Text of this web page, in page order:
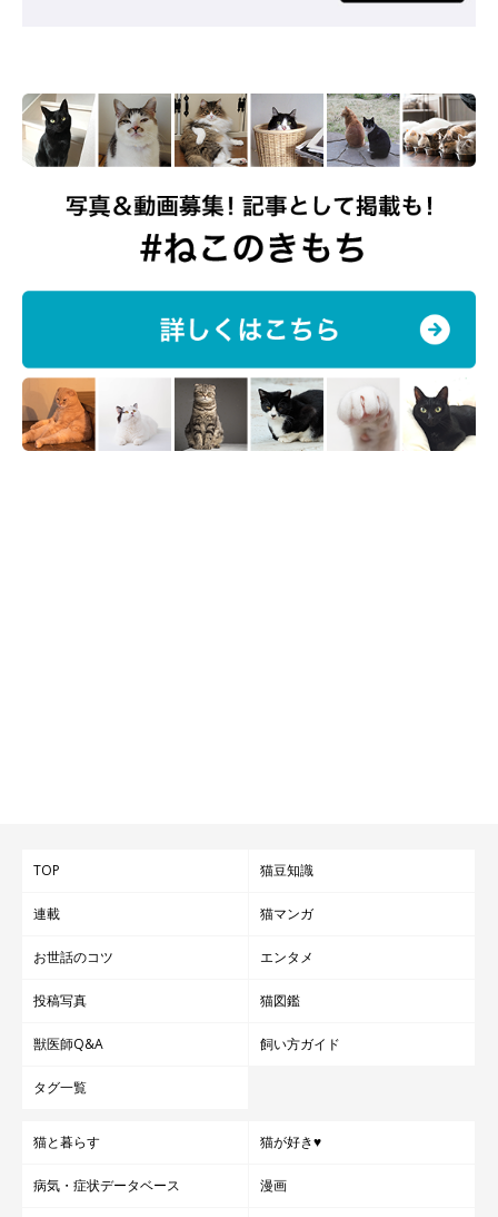
折れ耳、反り耳の猫の感情はこう見分ける
や反らせている状態が分かりにくいことがあります。しかし、折
れ耳や反り耳の猫でも、筋肉の構造は同じため、耳の付け根の動
TOP 猫豆知識
連載 猫マンガ
お世話のコツ エンタメ
投稿写真 猫図鑑
獣医師Q&A 飼い方ガイド
タグ一覧
猫と暮らす 猫が好き♥
病気・症状データベース 漫画